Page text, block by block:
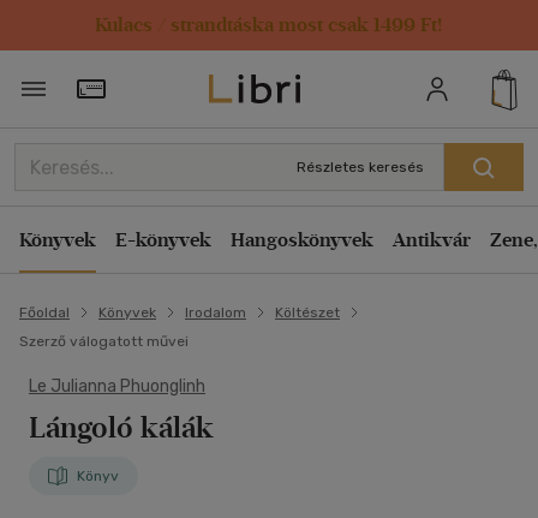
Kulacs / strandtáska most csak 1499 Ft!
Törzsvásárlói Kártya adatai
Részletes keresés
Könyvek E-könyvek Hangoskönyvek Antikvár
Főoldal Könyvek Irodalom
Költészet
Szerző válogatott művei
Le Julianna Phuonglinh
Lángoló kálák
Könyv